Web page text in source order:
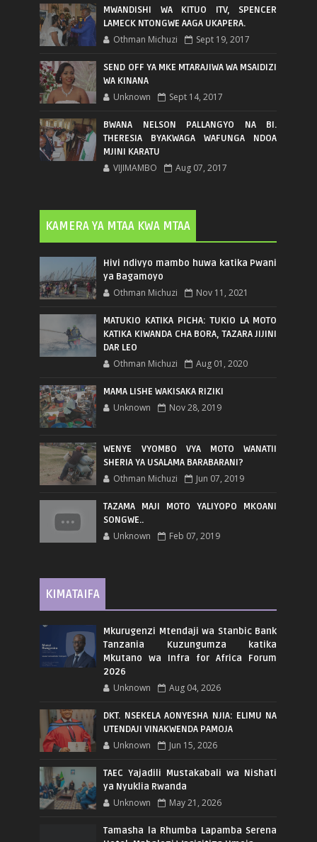
MWANDISHI WA KITUO ITV, SPENCER
LAMECK NTONGWE AAGA UKAPERA.
Othman Michuzi Sept 19, 2017
SEND OFF YA MKE MTARAJIWA WA MSAIDIZI
WA KINANA
Unknown Sept 14, 2017
BWANA NELSON PALLANGYO NA BI.
THERESIA BYAKWAGA WAFUNGA NDOA
MJINI KARATU
VIJIMAMBO Aug 07, 2017
KAMERA YA MTAA KWA MTAA
Hivi ndivyo mambo huwa katika Pwani
ya Bagamoyo
Othman Michuzi Nov 11, 2021
MATUKIO KATIKA PICHA: TUKIO LA MOTO
KATIKA KIWANDA CHA BORA, TAZARA JIJINI
DAR LEO
Othman Michuzi Aug 01, 2020
MAMA LISHE WAKISAKA RIZIKI
Unknown Nov 28, 2019
WENYE VYOMBO VYA MOTO WANATII
SHERIA YA USALAMA BARABARANI?
Othman Michuzi Jun 07, 2019
TAZAMA MAJI MOTO YALIYOPO MKOANI
SONGWE..
Unknown Feb 07, 2019
KIMATAIFA
Mkurugenzi Mtendaji wa Stanbic Bank
Tanzania Kuzungumza katika
Mkutano wa Infra for Africa Forum
2026
Unknown Aug 04, 2026
DKT. NSEKELA AONYESHA NJIA: ELIMU NA
UTENDAJI VINAKWENDA PAMOJA
Unknown Jun 15, 2026
TAEC Yajadili Mustakabali wa Nishati
ya Nyuklia Rwanda
Unknown May 21, 2026
Tamasha la Rhumba Lapamba Serena